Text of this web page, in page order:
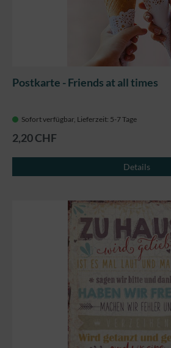
Postkarte - Friends at all times
Sofort verfügbar, Lieferzeit: 5-7 Tage
2,20 CHF
Details